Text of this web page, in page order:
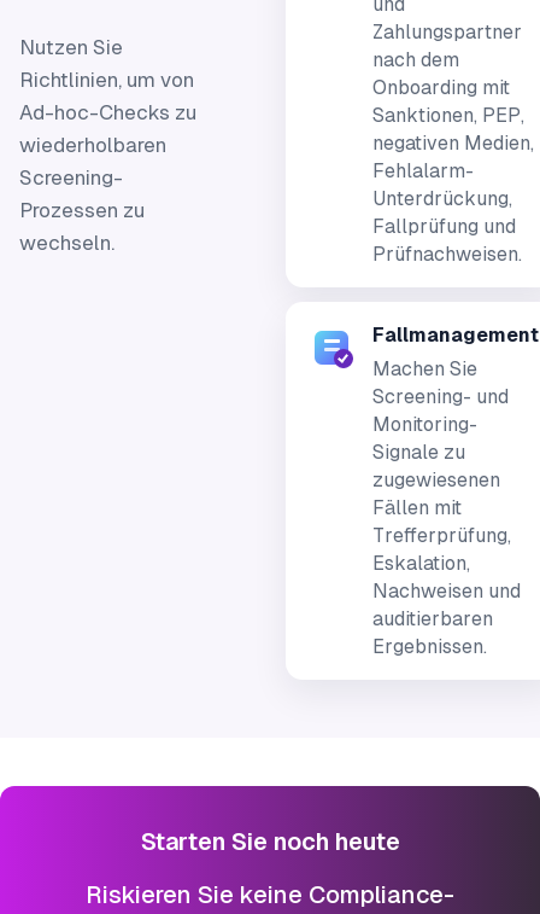
Nutzen Sie
Richtlinien, um von
Ad-hoc-Checks zu
wiederholbaren
Screening-
Prozessen zu
wechseln.
Zahlungspartner
nach dem
Onboarding mit
Sanktionen, PEP,
negativen Medien,
Fehlalarm-
Unterdrückung,
Fallprüfung und
Prüfnachweisen.
Fallmanagement
Machen Sie
Screening- und
Monitoring-
Signale zu
zugewiesenen
Fällen mit
Trefferprüfung,
Eskalation,
Nachweisen und
auditierbaren
Ergebnissen.
Starten Sie noch heute
Riskieren Sie keine Compliance-